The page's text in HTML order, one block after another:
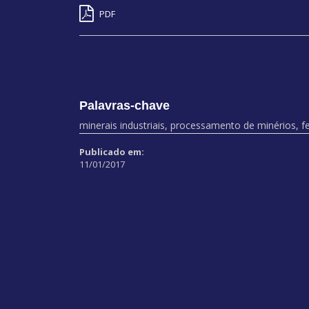
PDF
Palavras-chave
minerais industriais, processamento de minérios,
Publicado em:
11/01/2017